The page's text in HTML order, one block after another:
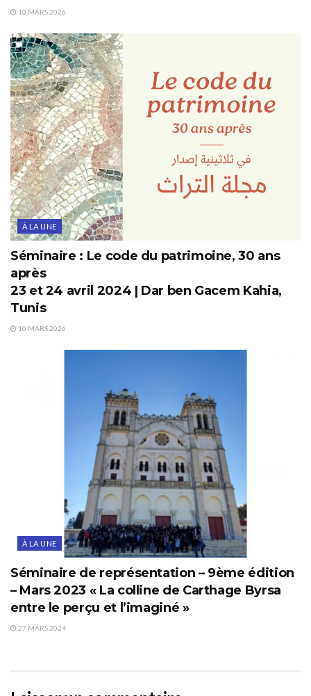
10 MARS 2026
À LA UNE
Séminaire : Le code du patrimoine, 30 ans
après
23 et 24 avril 2024 | Dar ben Gacem Kahia,
Tunis
10 MARS 2026
À LA UNE
Séminaire de représentation – 9ème édition
– Mars 2023 « La colline de Carthage Byrsa
entre le perçu et l’imaginé »
27 MARS 2024